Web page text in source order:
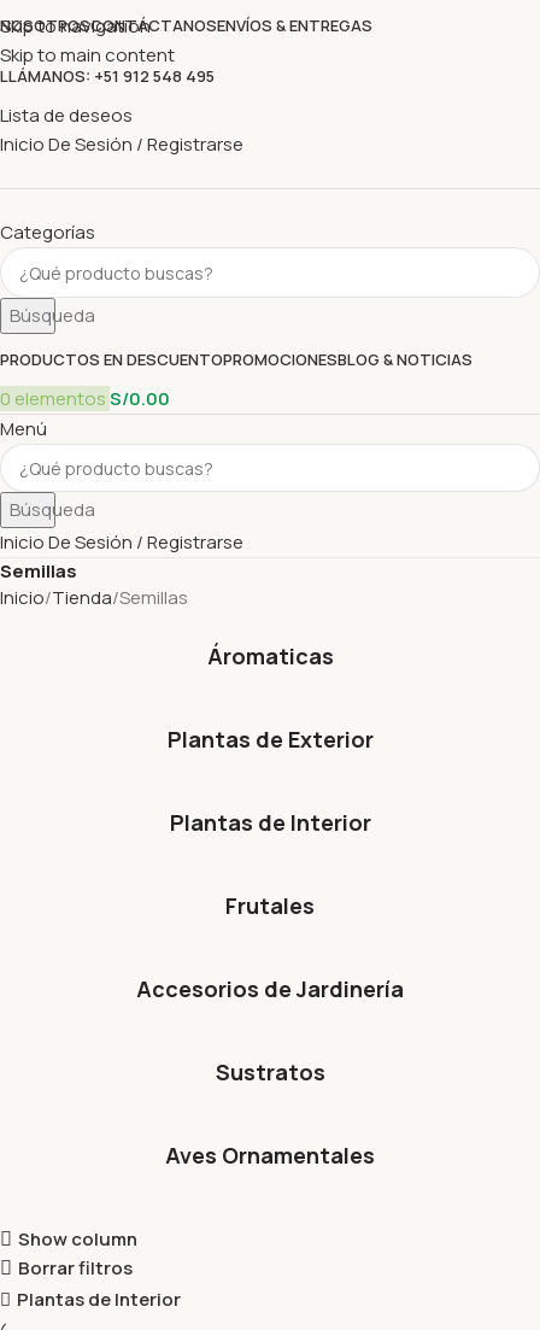
Skip to navigation
Skip to main content
NOSOTROSCONTÁCTANOSENVÍOS & ENTREGAS
LLÁMANOS: +51 912 548 495
Lista de deseos
Inicio De Sesión / Registrarse
Categorías
Búsqueda
PRODUCTOS EN DESCUENTOPROMOCIONESBLOG & NOTICIAS
0 elementosS/0.00
Menú
Búsqueda
Inicio De Sesión / Registrarse
Semillas
Inicio Tienda Semillas
Áromaticas
Plantas de Exterior
Plantas de Interior
Frutales
Accesorios de Jardinería
Sustratos
Aves Ornamentales
Show column
Borrar filtros
Plantas de Interior